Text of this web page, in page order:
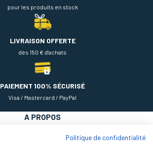
pour les produits en stock
LIVRAISON OFFERTE
dès 150 € d'achats
PAIEMENT 100% SÉCURISÉ
Visa / Mastercard / PayPal
A PROPOS
Politique de confidentialité